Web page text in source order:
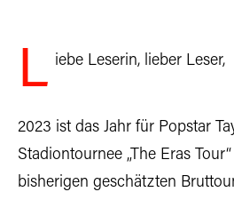
L iebe Leserin, lieber Leser,
2023 ist das Jahr für Popstar
Stadiontournee „The Eras
bisherigen geschätzten